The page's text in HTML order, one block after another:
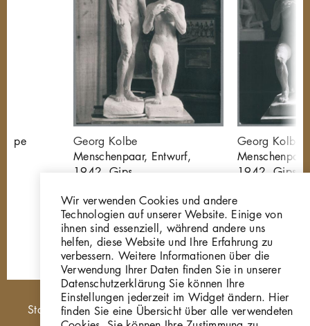
Georg Kolbe
Menschenpaar, Entwurf,
1942, Gips
Georg Kolbe
1942, Gips
Hauptnavigation
Startseite
Wir verwenden Cookies und andere
Technologien auf unserer Website. Einige von
ihnen sind essenziell, während andere uns
helfen, diese Website und Ihre Erfahrung zu
verbessern. Weitere Informationen über die
Verwendung Ihrer Daten finden Sie in unserer
Datenschutzerklärung Sie können Ihre
Einstellungen jederzeit im Widget ändern. Hier
finden Sie eine Übersicht über alle verwendeten